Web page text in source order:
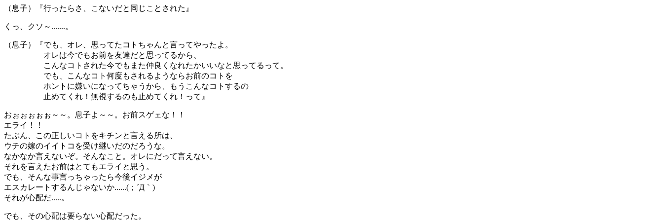
（息子）『行ったらさ、こないだと同じことされた』
くっ、クソ～.......。
（息子）『でも、オレ、思ってたコトちゃんと言ってやったよ。
オレは今でもお前を友達だと思ってるから、
こんなコトされた今でもまた仲良くなれたかいいなと思ってるって。
でも、こんなコト何度もされるようならお前のコトを
ホントに嫌いになってちゃうから、もうこんなコトするの
止めてくれ！無視するのも止めてくれ！って』
おぉぉぉぉぉ～～。息子よ～～。お前スゲェな！！
エライ！！
たぶん、この正しいコトをキチンと言える所は、
ウチの嫁のイイトコを受け継いだのだろうな。
なかなか言えないぞ。そんなこと。オレにだって言えない。
それを言えたお前はとてもエライと思う。
でも、そんな事言っちゃったら今後イジメが
エスカレートするんじゃないか......(；´Д｀)
それが心配だ.....。
でも、その心配は要らない心配だった。